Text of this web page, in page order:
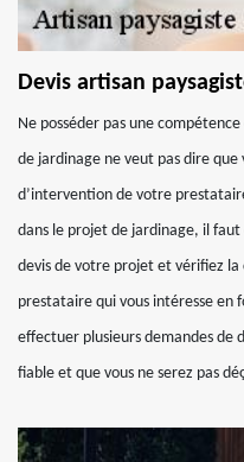
Devis artisan
Ne posséder pas une
de jardinage ne veut pas dire
d’intervention de votre
dans le projet de jardinage, il
devis de votre projet et vérifiez la
prestataire qui vous intéresse en
effectuer plusieurs demandes de
fiable et que vous ne serez pas